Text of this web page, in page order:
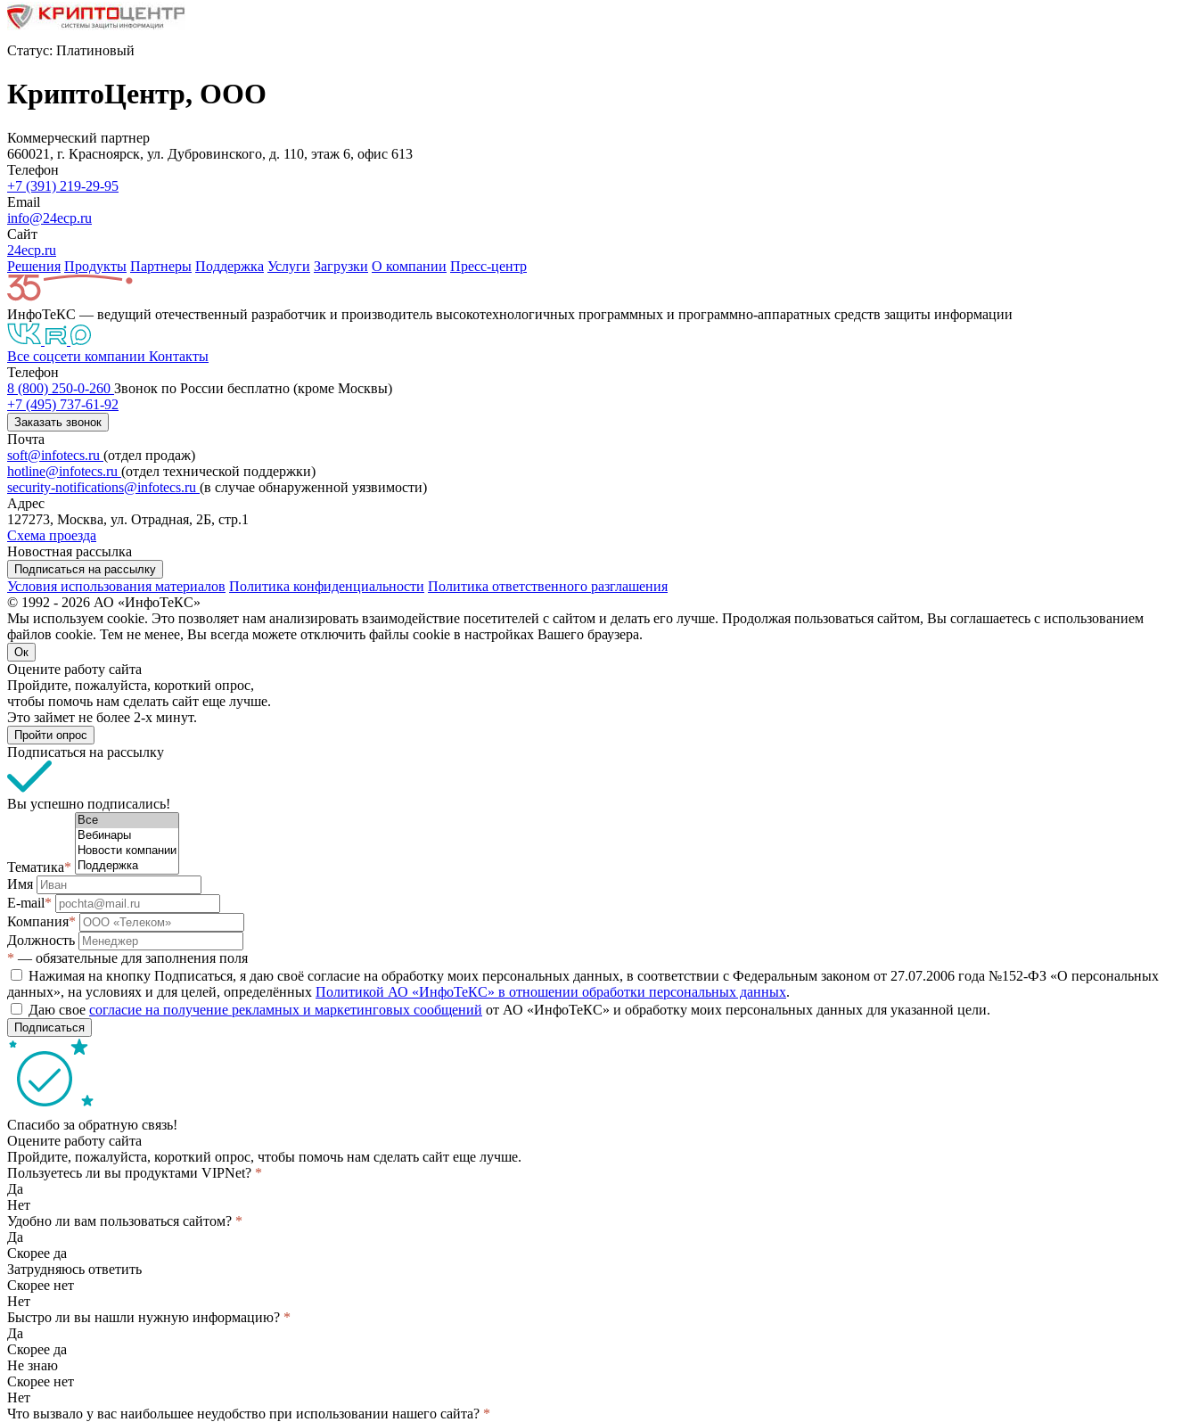
Статус: Платиновый
КриптоЦентр, ООО
Коммерческий партнер
660021, г. Красноярск, ул. Дубровинского, д. 110, этаж 6, офис 613
Телефон
+7 (391) 219-29-95
Email
info@24ecp.ru
Сайт
24ecp.ru
Решения Продукты Партнeры Поддержка Услуги Загрузки О компании Пресс-центр
ИнфоТеКС — ведущий отечественный разработчик и производитель высокотехнологичных программных и программно-аппаратных средств защиты информации
Все соцсети компании Контакты
Телефон
8 (800) 250-0-260 Звонок по России бесплатно (кроме Москвы)
+7 (495) 737-61-92
Заказать звонок
Почта
soft@infotecs.ru (отдел продаж)
hotline@infotecs.ru (отдел технической поддержки)
security-notifications@infotecs.ru (в случае обнаруженной уязвимости)
Адрес
127273, Москва, ул. Отрадная, 2Б, стр.1
Схема проезда
Новостная рассылка
Подписаться на рассылку
Условия использования материалов Политика конфиденциальности Политика ответственного разглашения
© 1992 - 2026 АО «ИнфоТеКС»
Мы используем cookie. Это позволяет нам анализировать взаимодействие посетителей с сайтом и делать его лучше. Продолжая пользоваться сайтом, Вы соглашаетесь с использованием
файлов cookie. Тем не менее, Вы всегда можете отключить файлы cookie в настройках Вашего браузера.
Ок
Оцените работу сайта
Пройдите, пожалуйста, короткий опрос,
чтобы помочь нам сделать сайт еще лучше.
Это займет не более 2-х минут.
Пройти опрос
Подписаться на рассылку
Вы успешно подписались!
Тематика*
Имя
E-mail*
Компания*
Должность
* — обязательные для заполнения поля
Нажимая на кнопку Подписаться, я даю своё согласие на обработку моих персональных данных, в соответствии с Федеральным законом от 27.07.2006 года №152-ФЗ «О персональных
данных», на условиях и для целей, определённых Политикой АО «ИнфоТеКС» в отношении обработки персональных данных.
Даю свое согласие на получение рекламных и маркетинговых сообщений от АО «ИнфоТеКС» и обработку моих персональных данных для указанной цели.
Подписаться
Спасибо за обратную связь!
Оцените работу сайта
Пройдите, пожалуйста, короткий опрос, чтобы помочь нам сделать сайт еще лучше.
Пользуетесь ли вы продуктами VIPNet? *
Да
Нет
Удобно ли вам пользоваться сайтом? *
Да
Скорее да
Затрудняюсь ответить
Скорее нет
Нет
Быстро ли вы нашли нужную информацию? *
Да
Скорее да
Не знаю
Скорее нет
Нет
Что вызвало у вас наибольшее неудобство при использовании нашего сайта? *